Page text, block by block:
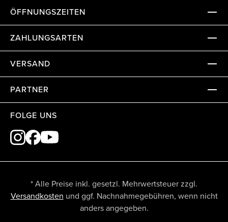
ÖFFNUNGSZEITEN
ZAHLUNGSARTEN
VERSAND
PARTNER
FOLGE UNS
* Alle Preise inkl. gesetzl. Mehrwertsteuer zzgl.
Versandkosten und ggf. Nachnahmegebühren, wenn nicht
anders angegeben.